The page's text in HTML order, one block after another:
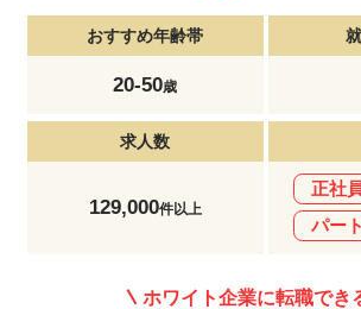
おすすめ年齢帯
20-50歳
求人数
129,000件以上
正社
パート
ホワイト企業に転職でき